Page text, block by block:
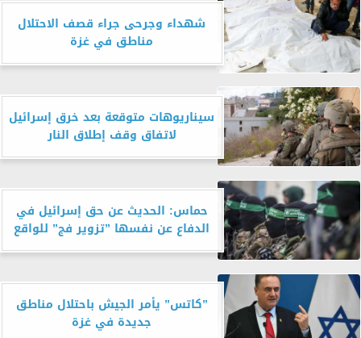
شهداء وجرحى جراء قصف الاحتلال
مناطق في غزة
سيناريوهات متوقعة بعد خرق إسرائيل
لاتفاق وقف إطلاق النار
حماس: الحديث عن حق إسرائيل في
الدفاع عن نفسها ”تزوير فج” للواقع
”كاتس” يأمر الجيش باحتلال مناطق
جديدة في غزة